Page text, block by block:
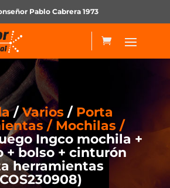
Pablo Cabrera 1973
/Varios / Porta
/ Mochilas /
Ingco mochila +
+ bolso + cinturón
herramientas